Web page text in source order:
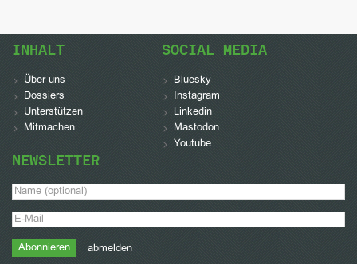
INHALT
Über uns
Dossiers
Unterstützen
Mitmachen
SOCIAL MEDIA
Bluesky
Instagram
Linkedin
Mastodon
Youtube
NEWSLETTER
abmelden